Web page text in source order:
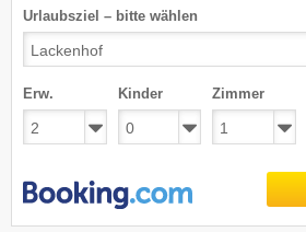
Urlaubsziel – bitte wählen
Erw. Kinder Zimmer